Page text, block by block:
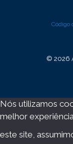
© 2026
Código
Nós utilizamos
melhor
este site,